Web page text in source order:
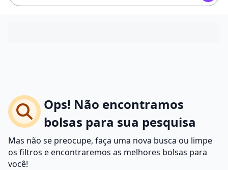
Ops! Não encontramos
bolsas para sua pesquisa
Mas não se preocupe, faça uma nova busca ou limpe
os filtros e encontraremos as melhores bolsas para
você!